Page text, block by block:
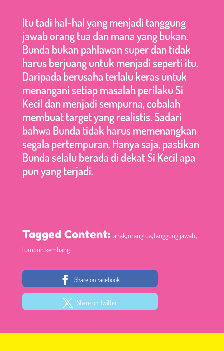
Itu tadi hal-hal yang menjadi tanggung
jawab orang tua dan mana yang bukan.
Bunda bukan pahlawan super dan tidak
harus berjuang untuk menjadi seperti itu.
Daripada berusaha terlalu keras untuk
menangani setiap masalah perilaku Si
Kecil dan menjadi sempurna, cobalah
membuat target yang realistis. Sadari
bahwa Bunda tidak harus memenangkan
segala pertempuran. Hanya saja, pastikan
Bunda selalu berada di dekat Si Kecil apa
pun yang terjadi.
Tagged Content: anak, orangtua, tanggung jawab,
tumbuh kembang
Share on Facebook
Share on Twitter